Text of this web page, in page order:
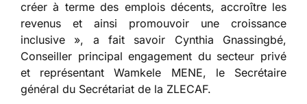
créer à terme des emplois décents, accroître les
revenus et ainsi promouvoir une croissance
inclusive », a fait savoir Cynthia Gnassingbé,
Conseiller principal engagement du secteur privé
et représentant Wamkele MENE, le Secrétaire
général du Secrétariat de la ZLECAF.